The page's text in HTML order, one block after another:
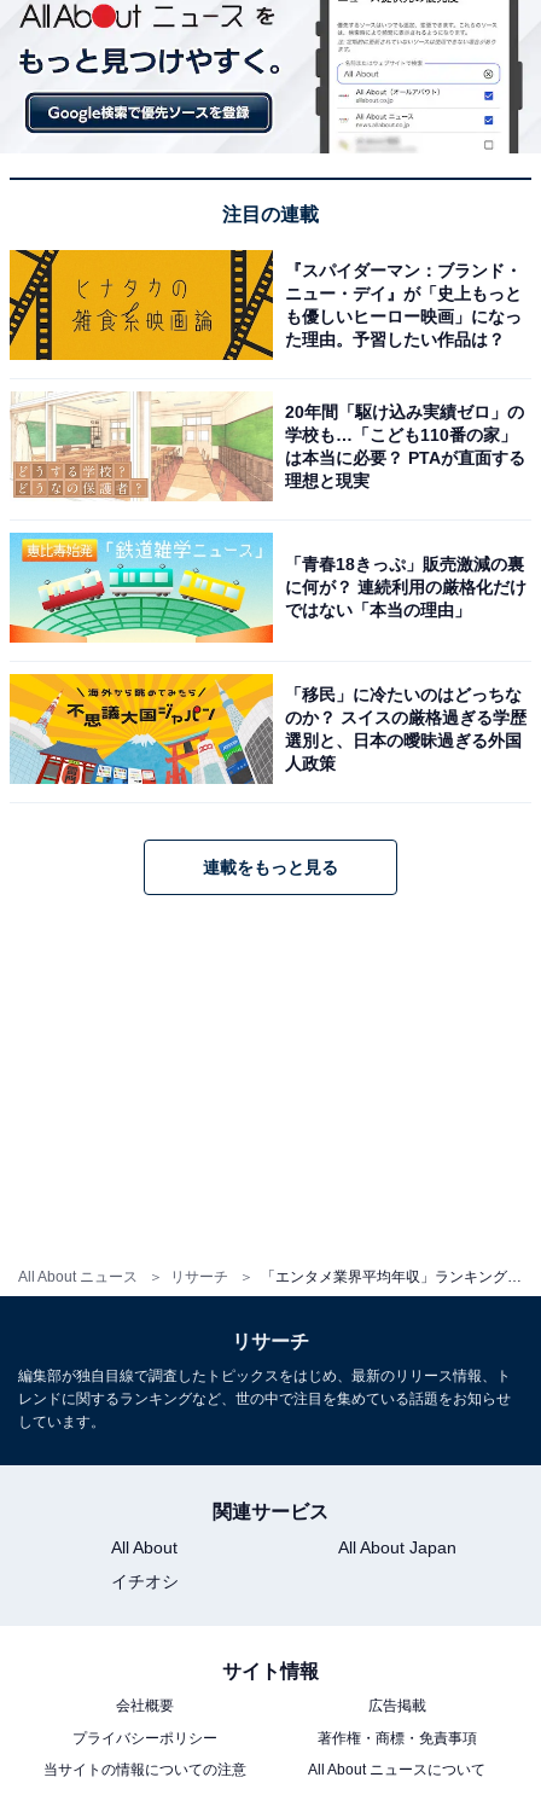
All About ニュース リサーチ 「エンタメ業界平均年収」ランキング！ 2位「WOWOW」、1位は？
注目の連載
『スパイダーマン：ブランド・
ニュー・デイ』が「史上もっと
も優しいヒーロー映画」になっ
た理由。予習したい作品は？
20年間「駆け込み実績ゼロ」の
学校も…「こども110番の家」
は本当に必要？ PTAが直面する
理想と現実
「青春18きっぷ」販売激減の裏
に何が？ 連続利用の厳格化だけ
ではない「本当の理由」
「移民」に冷たいのはどっちな
のか？ スイスの厳格過ぎる学歴
選別と、日本の曖昧過ぎる外国
人政策
連載をもっと見る
リサーチ
編集部が独自目線で調査したトピックスをはじめ、最新のリリース情報、ト
レンドに関するランキングなど、世の中で注目を集めている話題をお知らせ
しています。
関連サービス
All About
All About Japan
イチオシ
サイト情報
会社概要
広告掲載
プライバシーポリシー
著作権・商標・免責事項
当サイトの情報についての注意
All About ニュースについて